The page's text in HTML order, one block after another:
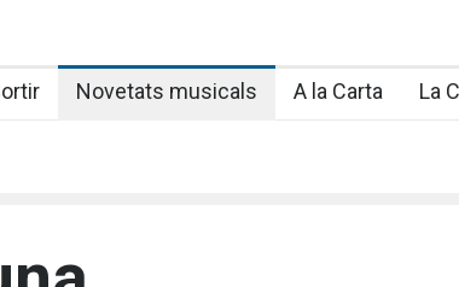
Novetats musicals A la Carta La